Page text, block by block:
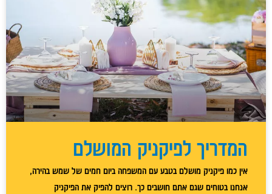
המדריך לפיקניק המושלם
אין כמו פיקניק מושלם בטבע עם המשפחה ביום חמים של שמש בהירה,
אנחנו בטוחים שגם אתם חושבים כך. רוצים להפיק את הפיקניק